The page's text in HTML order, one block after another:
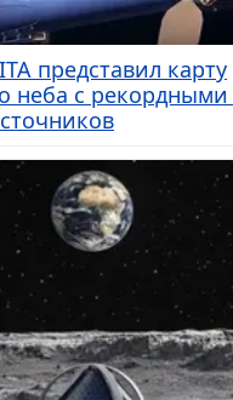
представил карту
неба с